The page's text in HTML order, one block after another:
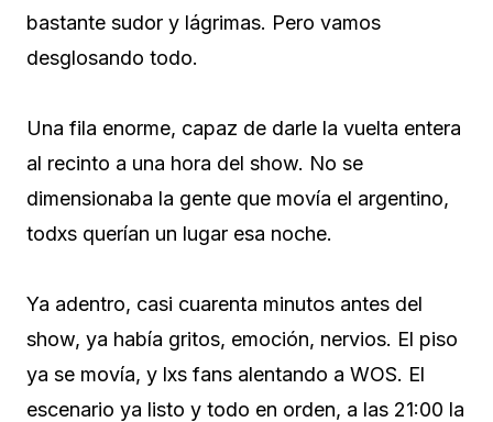
bastante sudor y lágrimas. Pero vamos
desglosando todo.
Una fila enorme, capaz de darle la vuelta entera
al recinto a una hora del show. No se
dimensionaba la gente que movía el argentino,
todxs querían un lugar esa noche.
Ya adentro, casi cuarenta minutos antes del
show, ya había gritos, emoción, nervios. El piso
ya se movía, y lxs fans alentando a WOS. El
escenario ya listo y todo en orden, a las 21:00 la